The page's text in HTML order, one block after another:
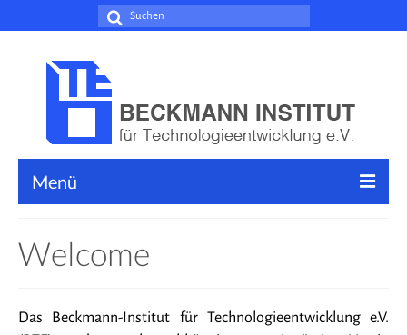
Suche
Menü
Forschungsschwerpunkte
Welcome
Das Beckmann-Institut für Technologieentwicklung e.V.